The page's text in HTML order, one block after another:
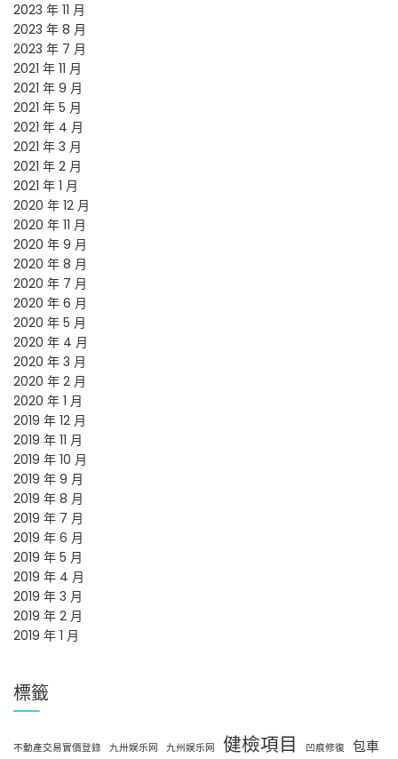
2023 年 11 月
2023 年 8 月
2023 年 7 月
2021 年 11 月
2021 年 9 月
2021 年 5 月
2021 年 4 月
2021 年 3 月
2021 年 2 月
2021 年 1 月
2020 年 12 月
2020 年 11 月
2020 年 9 月
2020 年 8 月
2020 年 7 月
2020 年 6 月
2020 年 5 月
2020 年 4 月
2020 年 3 月
2020 年 2 月
2020 年 1 月
2019 年 12 月
2019 年 11 月
2019 年 10 月
2019 年 9 月
2019 年 8 月
2019 年 7 月
2019 年 6 月
2019 年 5 月
2019 年 4 月
2019 年 3 月
2019 年 2 月
2019 年 1 月
標籤
不動產交易實價登錄 九卅娱乐网 九州娱乐网 健檢項目 凹痕修復
包車